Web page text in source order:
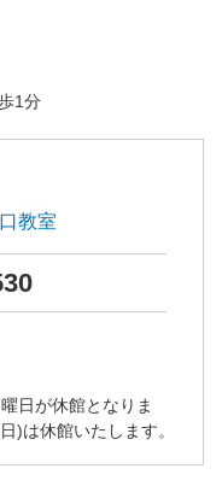
1分
教室
日が休館となりま
)は休館いたします。